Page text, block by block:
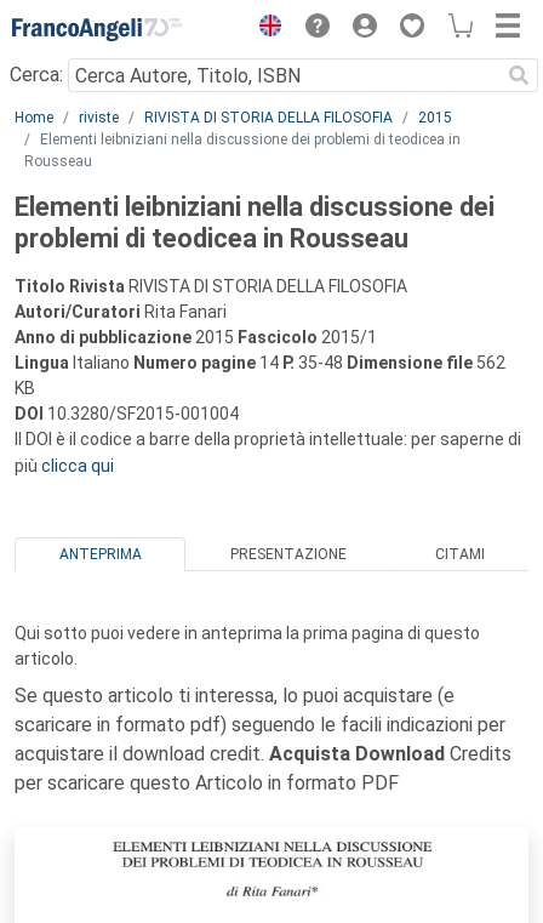
Menu
Cerca:
Main content
Home riviste RIVISTA DI STORIA DELLA FILOSOFIA
2015
Elementi leibniziani nella discussione dei problemi di teodicea in
Rousseau
Elementi leibniziani nella discussione dei
problemi di teodicea in Rousseau
Titolo Rivista RIVISTA DI STORIA DELLA FILOSOFIA
Autori/Curatori Rita Fanari
Anno di pubblicazione 2015 Fascicolo 2015/1
Lingua Italiano Numero pagine 14 P. 35-48 Dimensione file 562
KB
DOI 10.3280/SF2015-001004
Il DOI è il codice a barre della proprietà intellettuale: per saperne di
più clicca qui
ANTEPRIMA PRESENTAZIONE CITAMI
Qui sotto puoi vedere in anteprima la prima pagina di questo
articolo.
Se questo articolo ti interessa, lo puoi acquistare (e
scaricare in formato pdf) seguendo le facili indicazioni per
acquistare il download credit. Acquista Download Credits
per scaricare questo Articolo in formato PDF